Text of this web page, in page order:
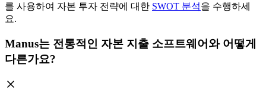
를 사용하여 자본 투자 전략에 대한 SWOT 분석을 수행하세
요.
Manus는 전통적인 자본 지출 소프트웨어와 어떻게
다른가요?